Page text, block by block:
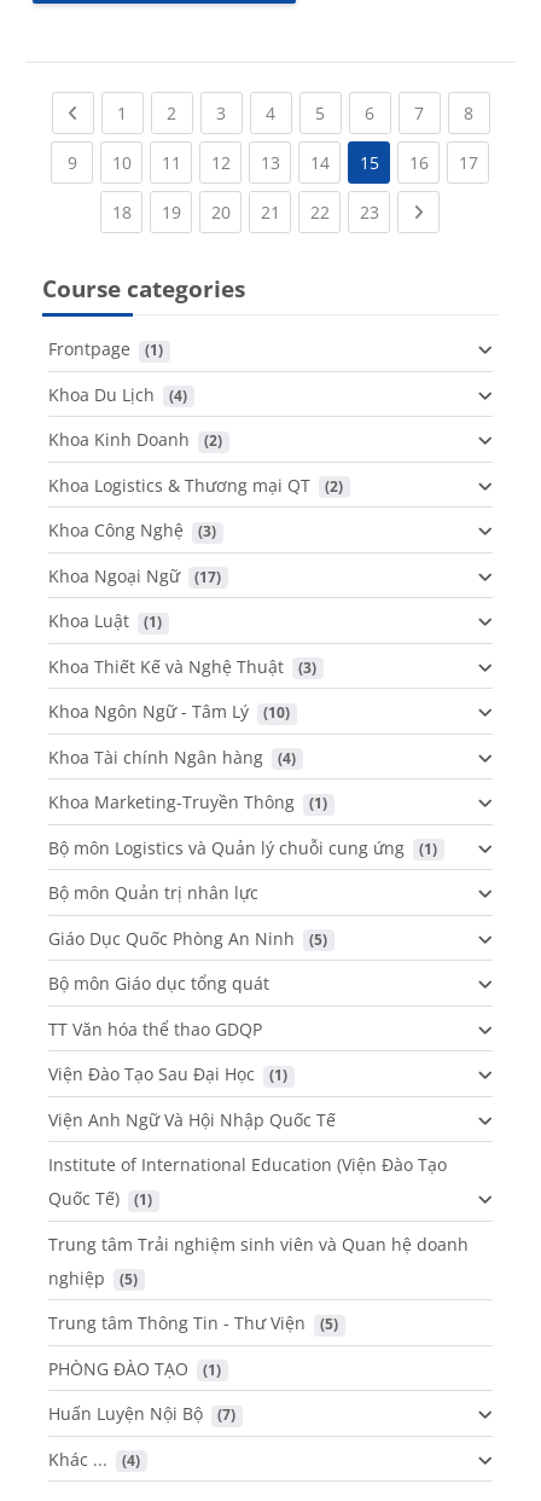
Previous page
1 (current)
2 (current)
3 (current)
4(current)
5 (current)
6(current)
7(current)
8(current)
9(current)
10(current)
11 (current)
12(current)
13(current)
14(current)
15 16(current)
17
18(current)
19(current)
20(current)
21 (current)
22(current)
23(current)
Course categories
Frontpage (1)
Khoa Du Lịch (4)
Khoa Kinh Doanh (2)
Khoa Logistics & Thương mại QT (2)
Khoa Công Nghệ (3)
Khoa Ngoại Ngữ (17)
Khoa Luật (1)
Khoa Thiết Kế và Nghệ Thuật (3)
Khoa Ngôn Ngữ - Tâm Lý (10)
Khoa Tài chính Ngân hàng (4)
Khoa Marketing-Truyền Thông (1)
Bộ môn Logistics và Quản lý chuỗi cung ứng (1)
Bộ môn Quản trị nhân lực
Giáo Dục Quốc Phòng An Ninh
(5)
Bộ môn Giáo dục tổng quát
TT Văn hóa thể thao GDQP
Viện Đào Tạo Sau Đại Học
(1)
Viện Anh Ngữ Và Hội Nhập Quốc Tế
Institute of International Education (Viện Đào Tạo
Quốc Tế)
(1)
Trung tâm Trải nghiệm sinh viên và Quan hệ doanh
nghiệp
(5)
Trung tâm Thông Tin - Thư Viện (5)
PHÒNG ĐÀO TẠO (1)
Huấn Luyện Nội Bộ (7)
Khác ... (4)